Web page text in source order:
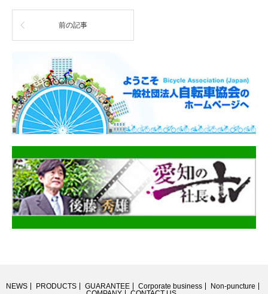
前の記事
NEWS PRODUCTS GUARANTEE Corporate business
Non-puncture